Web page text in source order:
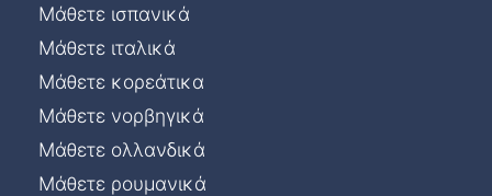
Μάθετε ισπανικά
Μάθετε ιταλικά
Μάθετε κορεάτικα
Μάθετε νορβηγικά
Μάθετε ολλανδικά
Μάθετε ρουμανικά